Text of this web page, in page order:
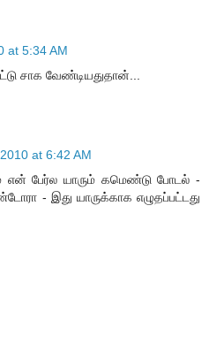
at 5:34 AM
சாக வேண்டியதுதான்...
at 6:42 AM
பேர்ல யாரும் கமெண்டு போடல் -
- இது யாருக்காக எழுதப்பட்டது